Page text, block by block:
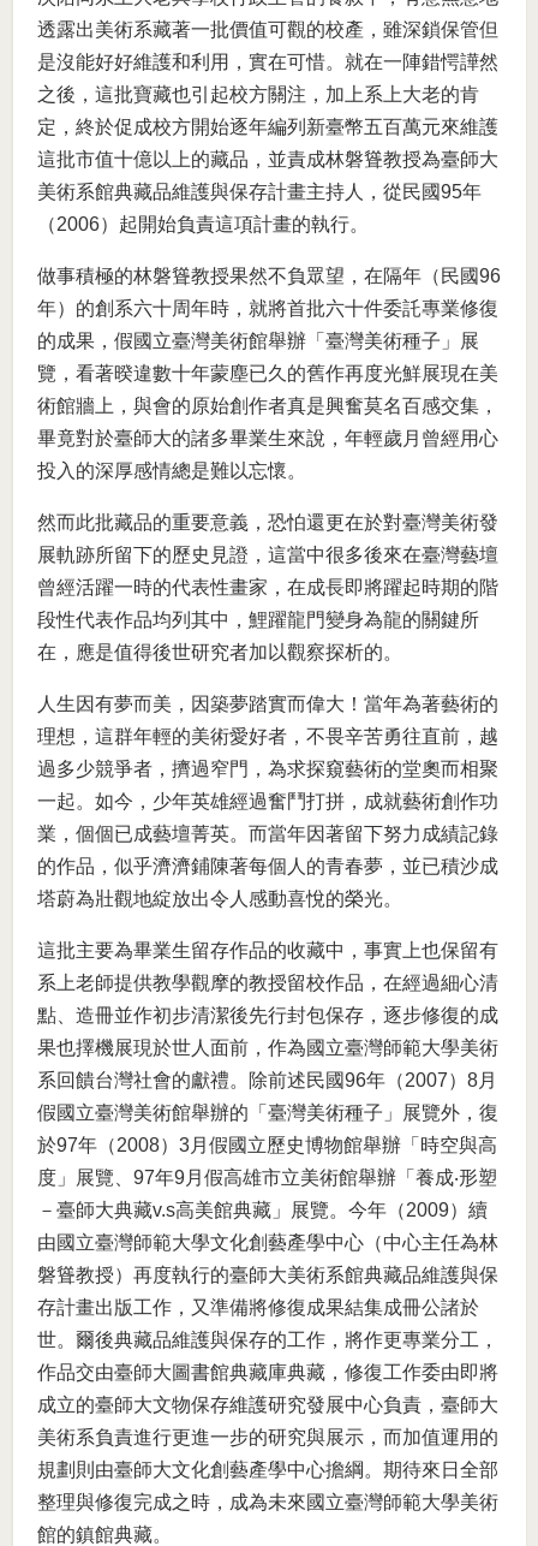
透露出美術系藏著一批價值可觀的校產，雖深鎖保管但
是沒能好好維護和利用，實在可惜。就在一陣錯愕譁然
之後，這批寶藏也引起校方關注，加上系上大老的肯
定，終於促成校方開始逐年編列新臺幣五百萬元來維護
這批市值十億以上的藏品，並責成林磐聳教授為臺師大
美術系館典藏品維護與保存計畫主持人，從民國95年
（2006）起開始負責這項計畫的執行。
做事積極的林磐聳教授果然不負眾望，在隔年（民國96
年）的創系六十周年時，就將首批六十件委託專業修復
的成果，假國立臺灣美術館舉辦「臺灣美術種子」展
覽，看著暌違數十年蒙塵已久的舊作再度光鮮展現在美
術館牆上，與會的原始創作者真是興奮莫名百感交集，
畢竟對於臺師大的諸多畢業生來說，年輕歲月曾經用心
投入的深厚感情總是難以忘懷。
然而此批藏品的重要意義，恐怕還更在於對臺灣美術發
展軌跡所留下的歷史見證，這當中很多後來在臺灣藝壇
曾經活躍一時的代表性畫家，在成長即將躍起時期的階
段性代表作品均列其中，鯉躍龍門變身為龍的關鍵所
在，應是值得後世研究者加以觀察探析的。
人生因有夢而美，因築夢踏實而偉大！當年為著藝術的
理想，這群年輕的美術愛好者，不畏辛苦勇往直前，越
過多少競爭者，擠過窄門，為求探窺藝術的堂奧而相聚
一起。如今，少年英雄經過奮鬥打拼，成就藝術創作功
業，個個已成藝壇菁英。而當年因著留下努力成績記錄
的作品，似乎濟濟鋪陳著每個人的青春夢，並已積沙成
塔蔚為壯觀地綻放出令人感動喜悅的榮光。
這批主要為畢業生留存作品的收藏中，事實上也保留有
系上老師提供教學觀摩的教授留校作品，在經過細心清
點、造冊並作初步清潔後先行封包保存，逐步修復的成
果也擇機展現於世人面前，作為國立臺灣師範大學美術
系回饋台灣社會的獻禮。除前述民國96年（2007）8月
假國立臺灣美術館舉辦的「臺灣美術種子」展覽外，復
於97年（2008）3月假國立歷史博物館舉辦「時空與高
度」展覽、97年9月假高雄市立美術館舉辦「養成‧形塑
－臺師大典藏v.s高美館典藏」展覽。今年（2009）續
由國立臺灣師範大學文化創藝產學中心（中心主任為林
磐聳教授）再度執行的臺師大美術系館典藏品維護與保
存計畫出版工作，又準備將修復成果結集成冊公諸於
世。爾後典藏品維護與保存的工作，將作更專業分工，
作品交由臺師大圖書館典藏庫典藏，修復工作委由即將
成立的臺師大文物保存維護研究發展中心負責，臺師大
美術系負責進行更進一步的研究與展示，而加值運用的
規劃則由臺師大文化創藝產學中心擔綱。期待來日全部
整理與修復完成之時，成為未來國立臺灣師範大學美術
館的鎮館典藏。